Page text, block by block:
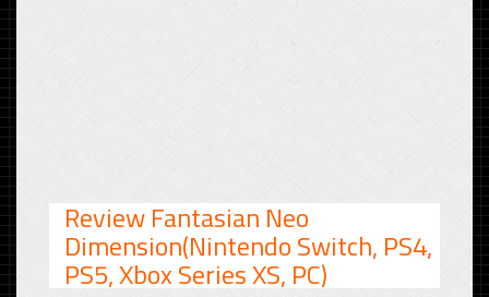
Review Fantasian Neo
Dimension(Nintendo Switch, PS4,
PS5, Xbox Series XS, PC)